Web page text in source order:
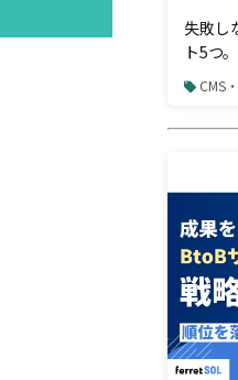
失敗し
ト5つ
説 CMS